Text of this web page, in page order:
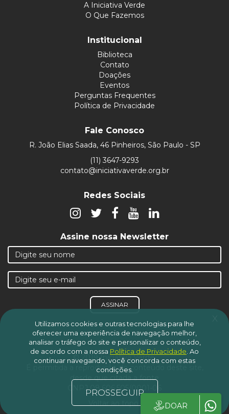
A Iniciativa Verde
O Que Fazemos
Institucional
Biblioteca
Contato
Doações
Eventos
Perguntas Frequentes
Política de Privacidade
Fale Conosco
R. João Elias Saada, 46 Pinheiros, São Paulo - SP
(11) 3647-9293
contato@iniciativaverde.org.br
Redes Sociais
Assine nossa Newsletter
ASSINAR
© 2019 Iniciativa Verde.
É permitida a reprodução do conteúdo deste site,
desde que citada a fonte
CNPJ 08.606.505/0001-06
Voltar ao topo
x
Utilizamos cookies e outras tecnologias para lhe
oferecer uma experiência de navegação melhor,
analisar o tráfego do site e personalizar o conteúdo,
de acordo com a nossa Política de Privacidade Ao
continuar navegando, você concorda com estas
condições.
PROSSEGUIR
DOAR